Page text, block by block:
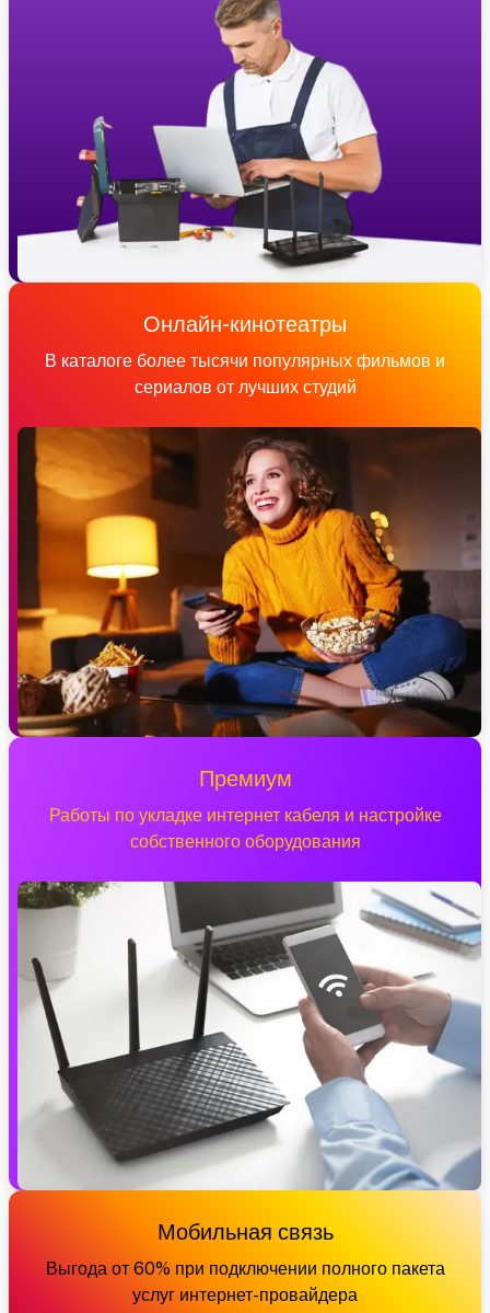
Онлайн-кинотеатры
В каталоге более тысячи популярных фильмов и
сериалов от лучших студий
Премиум
Работы по укладке интернет кабеля и настройке
собственного оборудования
Мобильная связь
Выгода от 60% при подключении полного пакета
услуг интернет-провайдера